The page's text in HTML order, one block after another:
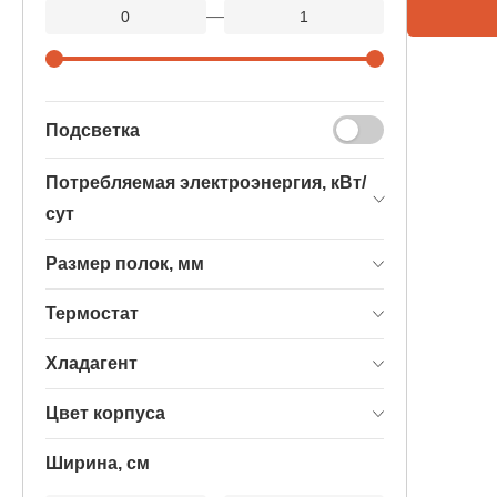
—
Подсветка
Потребляемая электроэнергия, кВт/
сут
Размер полок, мм
Термостат
Хладагент
Цвет корпуса
Ширина, см